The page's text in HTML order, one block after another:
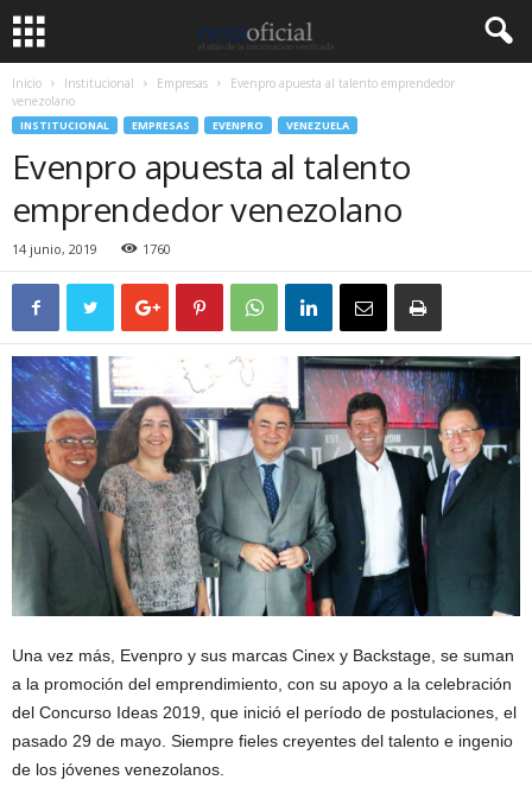
Inicio Institucional Empresas
Evenpro apuesta al talento emprendedor
venezolano
INSTITUCIONAL EMPRESAS EVENPRO VENEZUELA
Evenpro apuesta al talento
emprendedor venezolano
14 junio, 2019 1760
Una vez más, Evenpro y sus marcas Cinex y Backstage, se suman
a la promoción del emprendimiento, con su apoyo a la celebración
del Concurso Ideas 2019, que inició el período de postulaciones, el
pasado 29 de mayo. Siempre fieles creyentes del talento e ingenio
de los jóvenes venezolanos.